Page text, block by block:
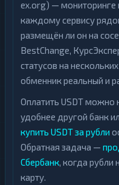
ex.org) —
каждому сервису
размещён ли он на
BestChange,
статусов на
обменник реальный и
Оплатить USDT можно
удобнее другой банк
купить USDT за рубли
Обратная задача —
Сбербанк, когда рубли
карту.